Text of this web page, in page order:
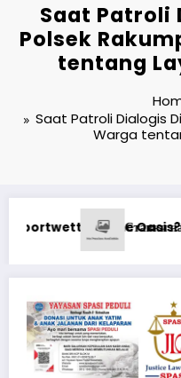
Saat Patroli
Polsek
tentang
Saat Patroli Dialogis
Warga
типичные ошибки и как их